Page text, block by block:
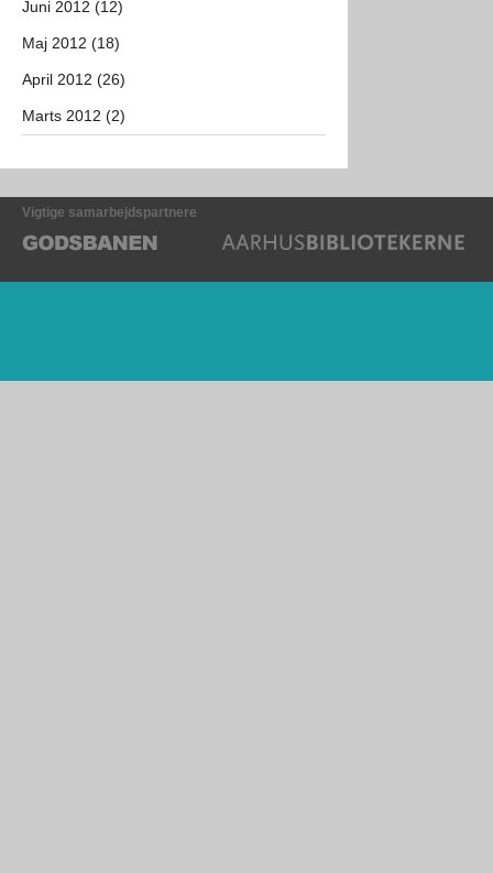
Juni 2012 (12)
Maj 2012 (18)
April 2012 (26)
Marts 2012 (2)
Vigtige samarbejdspartnere